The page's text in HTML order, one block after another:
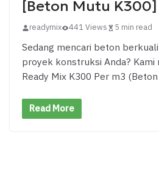
[Beton Mutu K300]
readymix 441 Views 5 min read
Sedang mencari beton
proyek konstruksi Anda? Kami
Ready Mix K300 Per m3
Read More